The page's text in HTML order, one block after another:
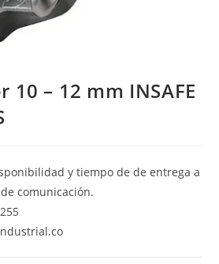
10 – 12 mm INSAFE
y tiempo de de entrega a
comunicación.